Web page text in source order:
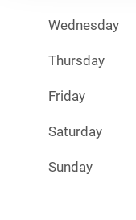
Wednesday
Thursday
Friday
Saturday
Sunday